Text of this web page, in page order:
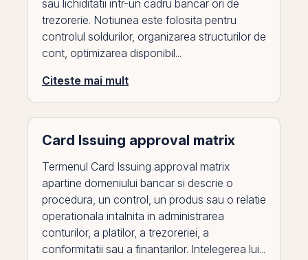
sau lichiditatii intr-un cadru bancar ori de
trezorerie. Notiunea este folosita pentru
controlul soldurilor, organizarea structurilor de
cont, optimizarea disponibil...
Citeste mai mult
Card Issuing approval matrix
Termenul Card Issuing approval matrix
apartine domeniului bancar si descrie o
procedura, un control, un produs sau o relatie
operationala intalnita in administrarea
conturilor, a platilor, a trezoreriei, a
conformitatii sau a finantarilor. Intelegerea lui...